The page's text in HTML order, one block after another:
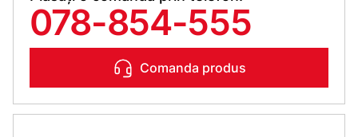
078-854-555
Comanda produs